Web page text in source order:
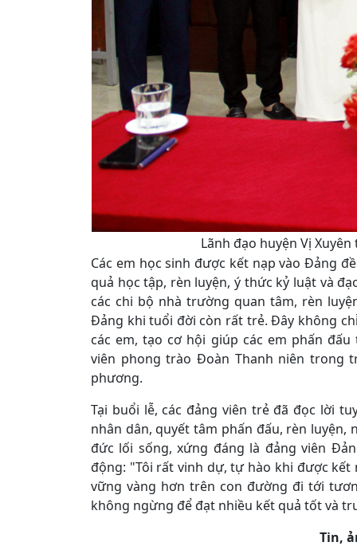
Lãnh đạo huyện Vị
Các em học sinh được kết nạp vào Đảng
quả học tập, rèn luyện, ý thức kỷ luật và
các chi bộ nhà trường quan tâm, rèn
Đảng khi tuổi đời còn rất trẻ. Đây không
các em, tạo cơ hội giúp các em phấn
viên phong trào Đoàn Thanh niên trong
phương.
Tại buổi lễ, các đảng viên trẻ đã đọc lời
nhân dân, quyết tâm phấn đấu, rèn
đức lối sống, xứng đáng là đảng viên
động: "Tôi rất vinh dự, tự hào khi được
vững vàng hơn trên con đường đi tới
không ngừng để đạt nhiều kết quả tốt và
Tin,